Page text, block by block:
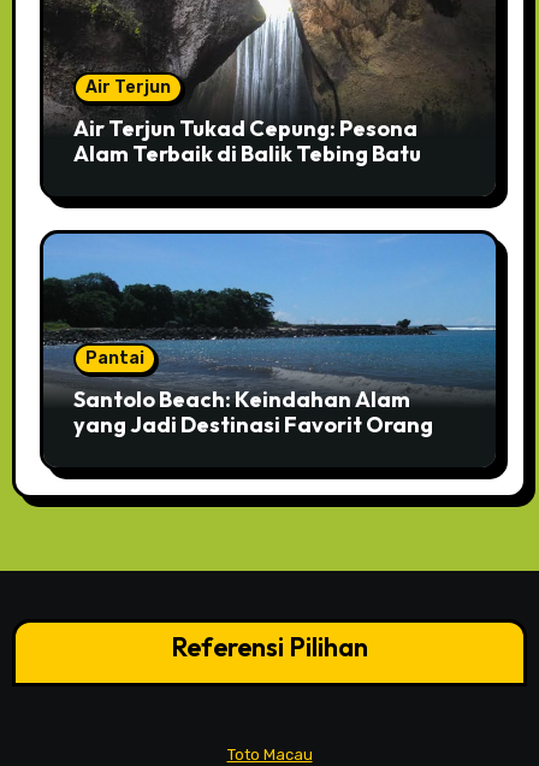
Air Terjun
Air Terjun Tukad Cepung: Pesona
Alam Terbaik di Balik Tebing Batu
Pantai
Santolo Beach: Keindahan Alam
yang Jadi Destinasi Favorit Orang
Referensi Pilihan
Toto Macau